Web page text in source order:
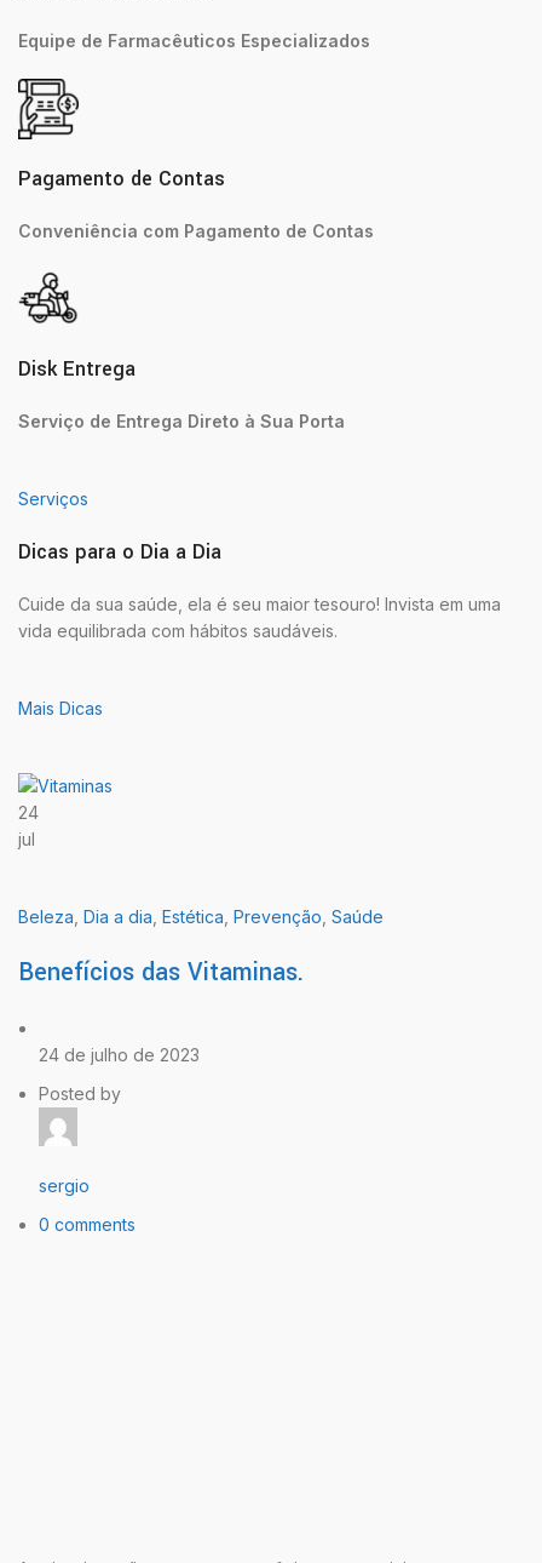
Equipe de Farmacêuticos Especializados
Pagamento de Contas
Conveniência com Pagamento de Contas
Disk Entrega
Serviço de Entrega Direto à Sua Porta
Serviços
Dicas para o Dia a Dia
Cuide da sua saúde, ela é seu maior tesouro! Invista em uma
vida equilibrada com hábitos saudáveis.
Mais Dicas
24
jul
Beleza Dia a dia Estética Prevenção Saúde
Benefícios das Vitaminas.
24 de julho de 2023
Posted by
sergio
0 comments